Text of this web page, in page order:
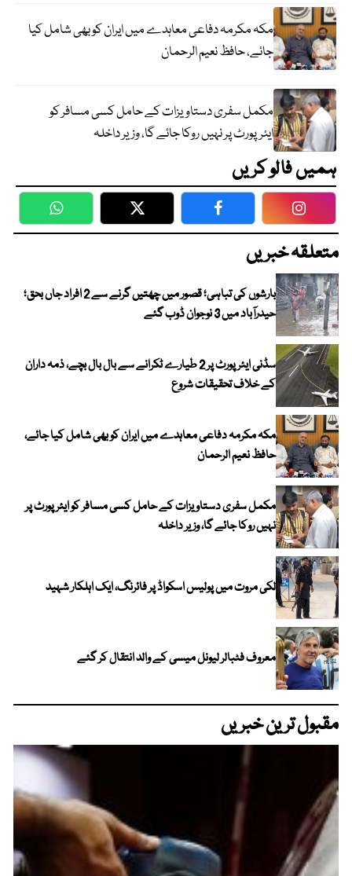
مکہ مکرمہ دفاعی معاہدے میں ایران کو بھی شامل کیا
جائے، حافظ نعیم الرحمان
مکمل سفری دستاویزات کے حامل کسی مسافر کو
ایئرپورٹ پر نہیں روکا جائے گا، وزیر داخلہ
ہمیں فالو کریں
WhatsApp Twitter Facebook
متعلقہ خبریں
بارشوں کی تباہی؛ قصور میں چھتیں گرنے سے 2 افراد جاں بحق؛
حیدرآباد میں 3 نوجوان ڈوب گئے
سڈنی ایئرپورٹ پر 2 طیارے ٹکرانے سے بال بال بچے، ذمہ داران
کے خلاف تحقیقات شروع
مکہ مکرمہ دفاعی معاہدے میں ایران کو بھی شامل کیا جائے،
حافظ نعیم الرحمان
مکمل سفری دستاویزات کے حامل کسی مسافر کو ایئرپورٹ پر
نہیں روکا جائے گا، وزیر داخلہ
لکی مروت میں پولیس اسکواڈ پر فائرنگ، ایک اہلکار شہید
معروف فٹبالر لیونل میسی کے والد انتقال کر گئے
مقبول ترین خبریں